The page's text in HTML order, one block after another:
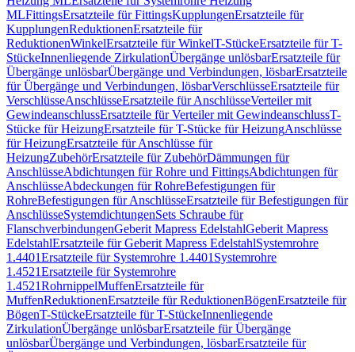
MLFittingsErsatzteile für FittingsKupplungenErsatzteile für
KupplungenReduktionenErsatzteile für
ReduktionenWinkelErsatzteile für WinkelT-StückeErsatzteile für T-
StückeInnenliegende ZirkulationÜbergänge unlösbarErsatzteile für
Übergänge unlösbarÜbergänge und Verbindungen, lösbarErsatzteile
für Übergänge und Verbindungen, lösbarVerschlüsseErsatzteile für
VerschlüsseAnschlüsseErsatzteile für AnschlüsseVerteiler mit
GewindeanschlussErsatzteile für Verteiler mit GewindeanschlussT-
Stücke für HeizungErsatzteile für T-Stücke für HeizungAnschlüsse
für HeizungErsatzteile für Anschlüsse für
HeizungZubehörErsatzteile für ZubehörDämmungen für
AnschlüsseAbdichtungen für Rohre und FittingsAbdichtungen für
AnschlüsseAbdeckungen für RohreBefestigungen für
RohreBefestigungen für AnschlüsseErsatzteile für Befestigungen für
AnschlüsseSystemdichtungenSets Schraube für
FlanschverbindungenGeberit Mapress EdelstahlGeberit Mapress
EdelstahlErsatzteile für Geberit Mapress EdelstahlSystemrohre
1.4401Ersatzteile für Systemrohre 1.4401 Systemrohre
1.4521Ersatzteile für Systemrohre
1.4521RohrnippelMuffenErsatzteile für
MuffenReduktionenErsatzteile für ReduktionenBögenErsatzteile für
BögenT-StückeErsatzteile für T-StückeInnenliegende
ZirkulationÜbergänge unlösbarErsatzteile für Übergänge
unlösbarÜbergänge und Verbindungen, lösbarErsatzteile für